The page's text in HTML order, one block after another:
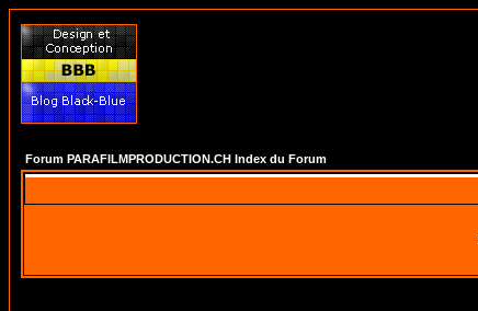
Forum PARAFILMPRODUCTION.CH Index du Forum